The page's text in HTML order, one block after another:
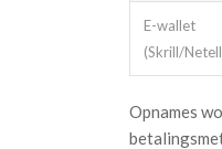
E-wallet
(Skrill/
Opnames